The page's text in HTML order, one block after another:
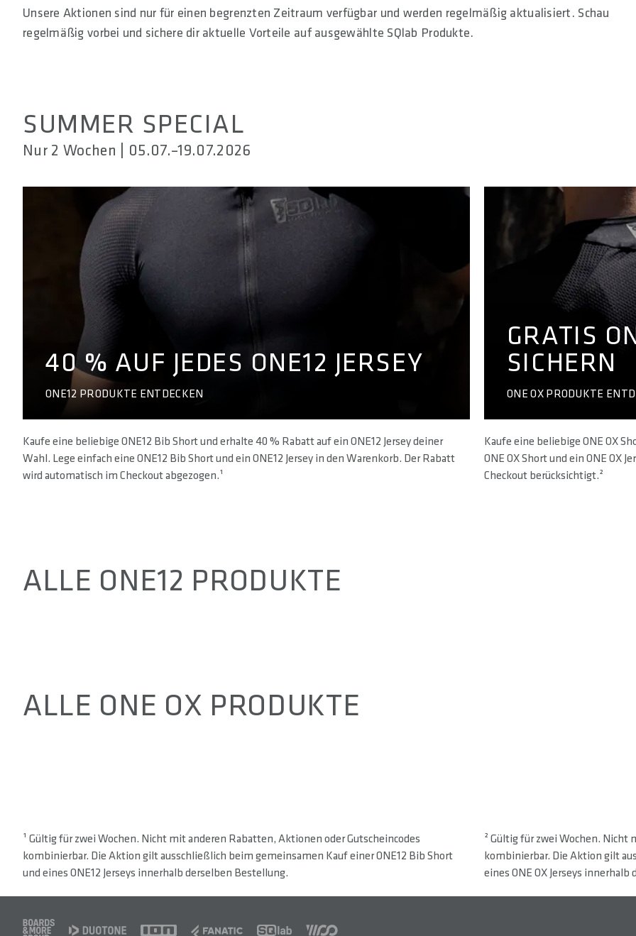
Unsere Aktionen sind nur für einen begrenzten Zeitraum verfügbar und werden regelmäßig aktualisiert. Schau
regelmäßig vorbei und sichere dir aktuelle Vorteile auf ausgewählte SQlab Produkte.
SUMMER SPECIAL
Nur 2 Wochen | 05.07.–19.07.2026
40 % AUF JEDES ONE12 JERSEY
ONE12 PRODUKTE ENTDECKEN
Kaufe eine beliebige ONE12 Bib Short und erhalte 40 % Rabatt auf ein ONE12 Jersey deiner
Wahl. Lege einfach eine ONE12 Bib Short und ein ONE12 Jersey in den Warenkorb. Der Rabatt
wird automatisch im Checkout abgezogen.¹
GRATIS
SICHERN
ONE OX PRODUKTE
Kaufe eine beliebige ONE OX
ONE OX Short und ein ONE OX
Checkout berücksichtigt.²
ALLE ONE12 PRODUKTE
ALLE ONE OX PRODUKTE
¹ Gültig für zwei Wochen. Nicht mit anderen Rabatten, Aktionen oder Gutscheincodes
kombinierbar. Die Aktion gilt ausschließlich beim gemeinsamen Kauf einer ONE12 Bib Short
und eines ONE12 Jerseys innerhalb derselben Bestellung.
² Gültig für zwei Wochen.
kombinierbar. Die Aktion gilt
eines ONE OX Jerseys
FOOTER